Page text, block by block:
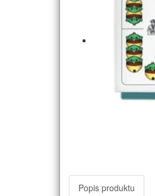
Popis produktu